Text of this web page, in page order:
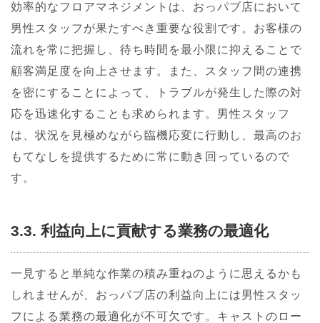
効率的なフロアマネジメントは、おっパブ店において
男性スタッフが果たすべき重要な役割です。お客様の
流れを常に把握し、待ち時間を最小限に抑えることで
顧客満足度を向上させます。また、スタッフ間の連携
を密にすることによって、トラブルが発生した際の対
応を迅速化することも求められます。男性スタッフ
は、状況を見極めながら臨機応変に行動し、最高のお
もてなしを提供するために常に動き回っているので
す。
3.3. 利益向上に貢献する業務の最適化
一見すると単純な作業の積み重ねのように思えるかも
しれませんが、おっパブ店の利益向上には男性スタッ
フによる業務の最適化が不可欠です。キャストのロー